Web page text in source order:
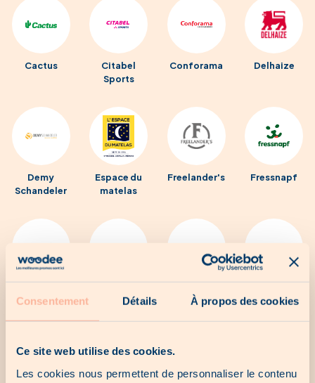
Consentement Détails À propos des cookies
Ce site web utilise des cookies.
Les cookies nous permettent de personnaliser le contenu
Cactus
Citabel
Sports
Conforama Delhaize
Demy
Schandeler
Espace du
matelas
Freelander's Fressnapf
Baumarkt
Luxembourg